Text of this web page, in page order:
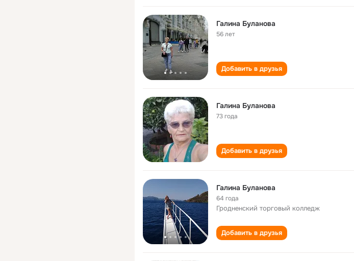
Галина Буланова
56 лет
Добавить в друзья
Галина Буланова
73 года
Добавить в друзья
Галина Буланова
64 года
Гродненский торговый колледж
Добавить в друзья